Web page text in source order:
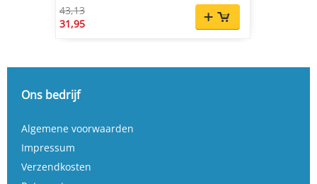
43,13
31,95
Ons bedrijf
Algemene voorwaarden
Impressum
Verzendkosten